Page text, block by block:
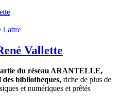
Lattre
Vallette
du réseau ARANTELLE,
bibliothèques, riche de plus de
et numériques et prêtés